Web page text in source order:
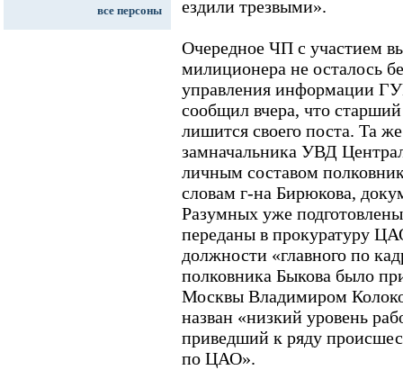
все персоны
ездили трезвыми».
Очередное ЧП с участием
милиционера не осталось
управления информации
сообщил вчера, что
лишится своего поста. Та
замначальника УВД
личным составом
словам г-на Бирюкова,
Разумных уже
переданы в прокуратуру
должности «главного по
полковника Быкова было
Москвы Владимиром
назван «низкий уровень
приведший к ряду
по ЦАО».